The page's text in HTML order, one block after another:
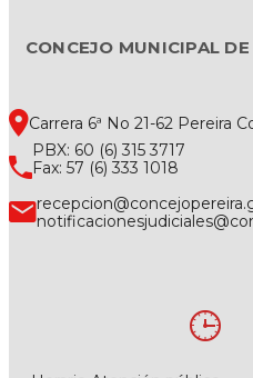
CONCEJO MUNICIPAL
Carrera 6ª No 21-62 Pereira
PBX: 60 (6) 315 3717
Fax: 57 (6) 333 1018